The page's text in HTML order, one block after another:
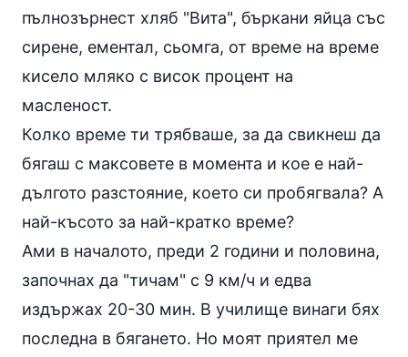
пълнозърнест хляб "Вита", бъркани яйца със
сирене, ементал, сьомга, от време на време
кисело мляко с висок процент на
масленост.
Колко време ти трябваше, за да свикнеш да
бягаш с максовете в момента и кое е най-
дългото разстояние, което си пробягвала? А
най-късото за най-кратко време?
Ами в началото, преди 2 години и половина,
започнах да "тичам" с 9 км/ч и едва
издържах 20-30 мин. В училище винаги бях
последна в бягането. Но моят приятел ме